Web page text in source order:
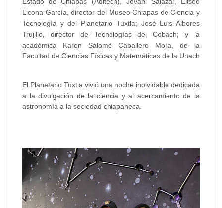
Licona García, director del Museo Chiapas de Ciencia y
Tecnología y del Planetario Tuxtla; José Luis Albores
Trujillo, director de Tecnologías del Cobach; y la
académica Karen Salomé Caballero Mora, de la
Facultad de Ciencias Físicas y Matemáticas de la Unach
El Planetario Tuxtla vivió una noche inolvidable dedicada
a la divulgación de la ciencia y al acercamiento de la
astronomía a la sociedad chiapaneca.